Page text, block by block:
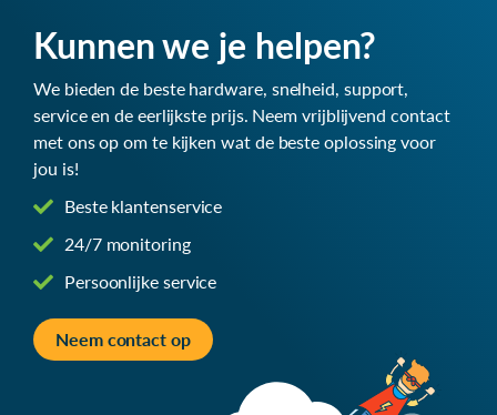
Kunnen we je helpen?
We bieden de beste hardware, snelheid, support,
service en de eerlijkste prijs. Neem vrijblijvend contact
met ons op om te kijken wat de beste oplossing voor
jou is!
Beste klantenservice
24/7 monitoring
Persoonlijke service
Neem contact op